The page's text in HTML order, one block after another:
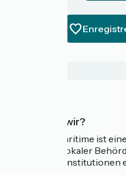
Wer sind wir?
Die Vélomaritime ist
Netzwerk lokaler